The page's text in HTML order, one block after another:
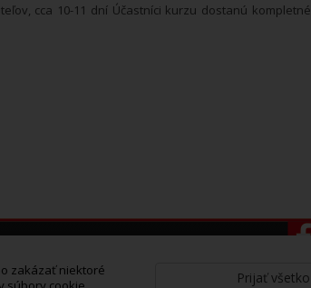
cca 10-11 dní Účastníci kurzu dostanú kompletné
zakázať niektoré
Prijať všetko